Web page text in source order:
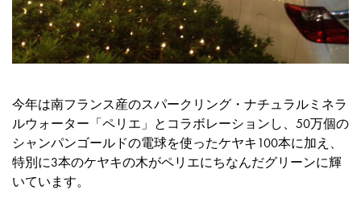
今年は南フランス産のスパークリング・ナチュラルミネラ
ルウォーター「ペリエ」とコラボレーションし、50万個の
シャンパンゴールドの電球を使ったケヤキ100本に加え、
特別に3本のケヤキの木がペリエにちなんだグリーンに輝
いています。